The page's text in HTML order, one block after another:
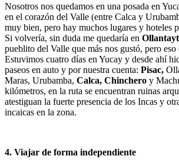
Nosotros nos quedamos en una posada en
en el corazón del Valle (entre Calca y
muy bien, pero hay muchos lugares y hoteles
Si volvería, sin duda me quedaría en
pueblito del Valle que más nos gustó, pero
Estuvimos cuatro días en Yucay y desde ahí
paseos en auto y por nuestra cuenta: Pisac,
Maras, Urubamba, Calca, Chinchero y
kilómetros, en la ruta se encuentran ruinas
atestiguan la fuerte presencia de los Incas y
incaicas en la zona.
4. Viajar de forma independiente